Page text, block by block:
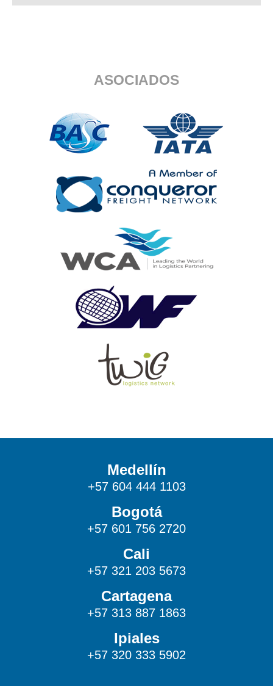
ASOCIADOS
Medellín
+57 604 444 1103
Bogotá
+57 601 756 2720
Cali
+57 321 203 5673
Cartagena
+57 313 887 1863
Ipiales
+57 320 333 5902